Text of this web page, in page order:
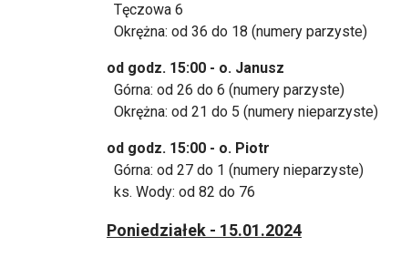
Tęczowa 6
Okrężna: od 36 do 18 (numery parzyste)
od godz. 15:00 - o. Janusz
Górna: od 26 do 6 (numery parzyste)
Okrężna: od 21 do 5 (numery nieparzyste)
od godz. 15:00 - o. Piotr
Górna: od 27 do 1 (numery nieparzyste)
ks. Wody: od 82 do 76
Poniedziałek - 15.01.2024